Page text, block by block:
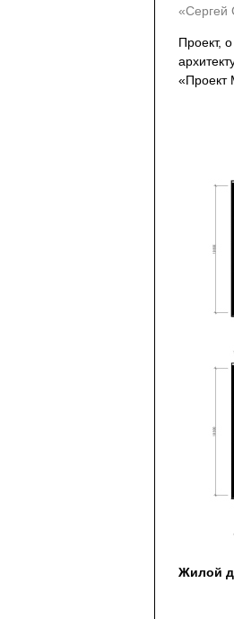
«Сергей
Проект,
«Проект
Жилой